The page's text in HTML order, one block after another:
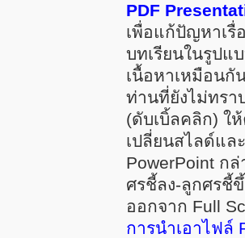
PDF
เพื่อแก้ปัญหาเรื่
บทเรียนในรูปแ
เนื้อหาเหมือนกั
ท่านที่ยังไม่ทรา
(ดับเบิ้ลคลิก) ใ
เปลี่ยนสไลด์แล
PowerPoint ก
ศรชี้ลง-ลูกศรชี้
ออกจาก Full
การนำเอาไฟล์